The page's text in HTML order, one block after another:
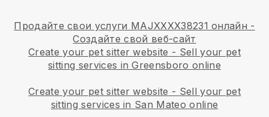
Продайте свои услуги MAJXXXX38231 онлайн -
Создайте свой веб-сайт
Create your pet sitter website - Sell your pet
sitting services in Greensboro online
Create your pet sitter website - Sell your pet
sitting services in San Mateo online